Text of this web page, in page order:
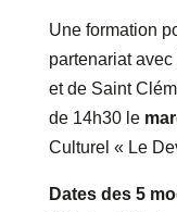
Une formation
partenariat
et de Saint
de 14h30 le
Culturel « Le
Dates des 5